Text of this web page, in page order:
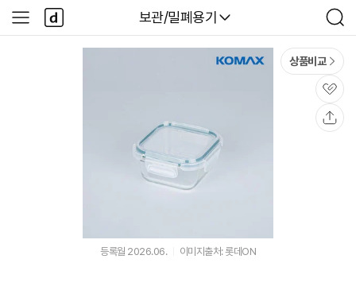
다나와
보관/밀폐용기
검
색
사
이
다
나
와
상품비교
관
심
등록월 2026.06. 이미지출처: 롯데ON